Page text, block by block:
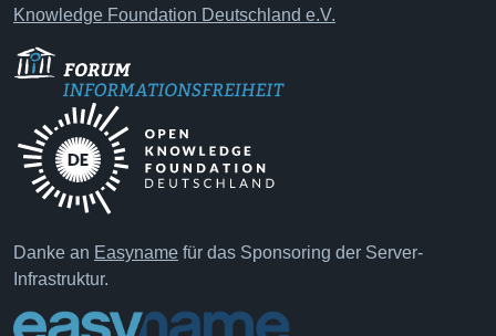
Knowledge Foundation Deutschland e.V.
Danke an Easyname für das Sponsoring der Server-
Infrastruktur.